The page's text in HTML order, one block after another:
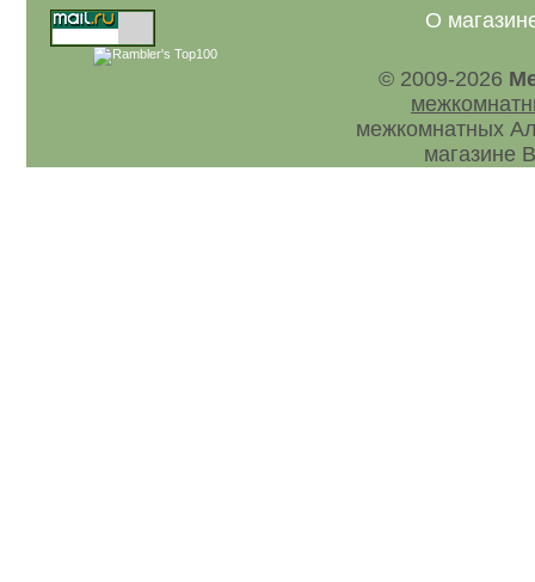
О
© 2009-2026
межкомнатных
магазине